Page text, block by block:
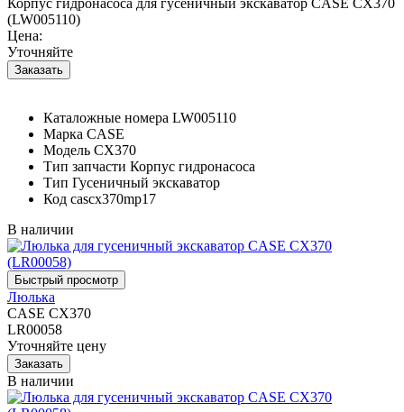
(LW005110)
Цена:
Уточняйте
Каталожные номера LW005110
Марка CASE
Модель CX370
Тип запчасти Корпус гидронасоса
Тип Гусеничный экскаватор
Код cascx370mp17
В наличии
Люлька
CASE CX370
LR00058
Уточняйте цену
В наличии